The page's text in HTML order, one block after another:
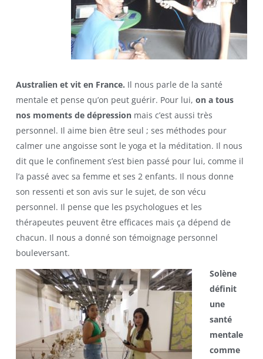
Australien et vit en France. Il nous parle de la santé
mentale et pense qu’on peut guérir. Pour lui, on a tous
nos moments de dépressionmais c’est aussi très
personnel. Il aime bien être seul ; ses méthodes pour
calmer une angoisse sont le yoga et la méditation. Il nous
dit que le confinement s’est bien passé pour lui, comme il
l’a passé avec sa femme et ses 2 enfants. Il nous donne
son ressenti et son avis sur le sujet, de son vécu
personnel. Il pense que les psychologues et les
thérapeutes peuvent être efficaces mais ça dépend de
chacun. Il nous a donné son témoignage personnel
bouleversant.
Solène
définit
une
santé
mentale
comme